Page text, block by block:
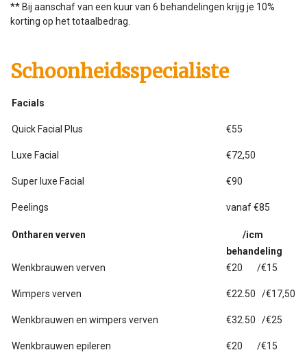
** Bij aanschaf van een kuur van 6 behandelingen krijg je 10%
korting op het totaalbedrag.
Schoonheidsspecialiste
Facials
Quick Facial Plus €55
Luxe Facial €72,50
Super luxe Facial €90
Peelings vanaf €85
Ontharen verven
/icm
behandeling
Wenkbrauwen verven
€20 /€15
Wimpers verven €22.50 /€17,50
Wenkbrauwen en wimpers verven €32.50 /€25
Wenkbrauwen epileren €20 /€15